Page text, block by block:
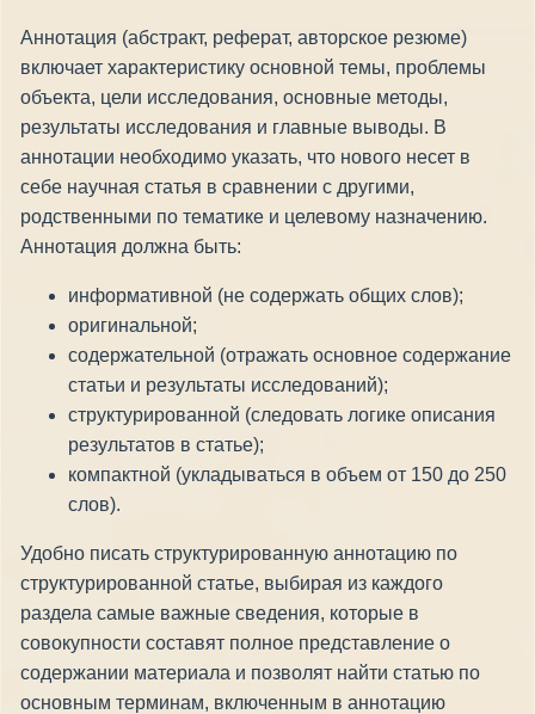
Аннотация (абстракт, реферат, авторское резюме)
включает характеристику основной темы, проблемы
объекта, цели исследования, основные методы,
результаты исследования и главные выводы. В
аннотации необходимо указать, что нового несет в
себе научная статья в сравнении с другими,
родственными по тематике и целевому назначению.
Аннотация должна быть:
информативной (не содержать общих слов);
оригинальной;
содержательной (отражать основное содержание
статьи и результаты исследований);
структурированной (следовать логике описания
результатов в статье);
компактной (укладываться в объем от 150 до 250
слов).
Удобно писать структурированную аннотацию по
структурированной статье, выбирая из каждого
раздела самые важные сведения, которые в
совокупности составят полное представление о
содержании материала и позволят найти статью по
основным терминам, включенным в аннотацию